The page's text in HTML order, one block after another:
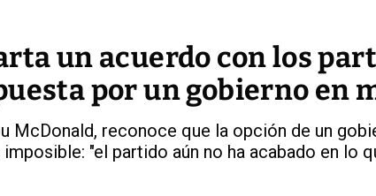
un acuerdo con los
por un gobierno en
McDonald, reconoce que la opción de un
"el partido aún no ha acabado en lo